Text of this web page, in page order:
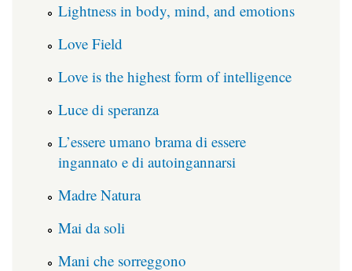
Lightness in body, mind, and emotions
Love Field
Love is the highest form of intelligence
Luce di speranza
L’essere umano brama di essere
ingannato e di autoingannarsi
Madre Natura
Mai da soli
Mani che sorreggono